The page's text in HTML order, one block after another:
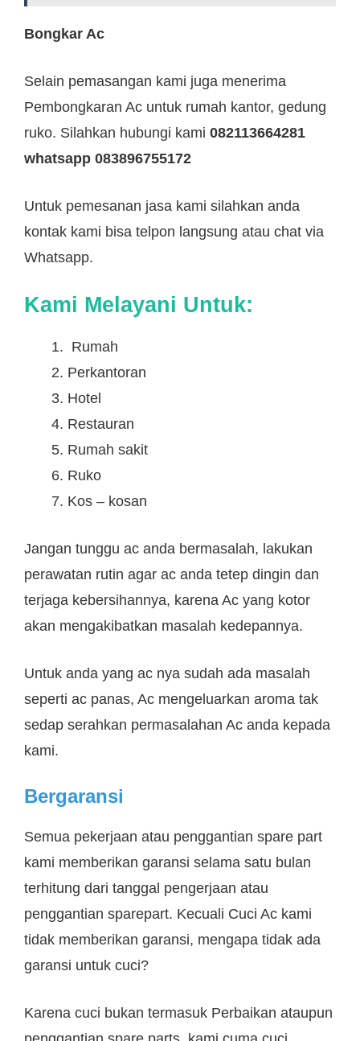
Bongkar Ac
Selain pemasangan kami juga menerima
Pembongkaran Ac untuk rumah kantor, gedung
ruko. Silahkan hubungi kami 082113664281
whatsapp 083896755172
Untuk pemesanan jasa kami silahkan anda
kontak kami bisa telpon langsung atau chat via
Whatsapp.
Kami Melayani Untuk:
Rumah
Perkantoran
Hotel
Restauran
Rumah sakit
Ruko
Kos – kosan
Jangan tunggu ac anda bermasalah, lakukan
perawatan rutin agar ac anda tetep dingin dan
terjaga kebersihannya, karena Ac yang kotor
akan mengakibatkan masalah kedepannya.
Untuk anda yang ac nya sudah ada masalah
seperti ac panas, Ac mengeluarkan aroma tak
sedap serahkan permasalahan Ac anda kepada
kami.
Bergaransi
Semua pekerjaan atau penggantian spare part
kami memberikan garansi selama satu bulan
terhitung dari tanggal pengerjaan atau
penggantian sparepart. Kecuali Cuci Ac kami
tidak memberikan garansi, mengapa tidak ada
garansi untuk cuci?
Karena cuci bukan termasuk Perbaikan ataupun